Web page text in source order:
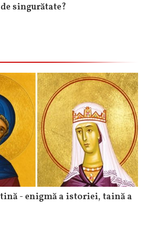
singurătate?
- enigmă a istoriei, taină a